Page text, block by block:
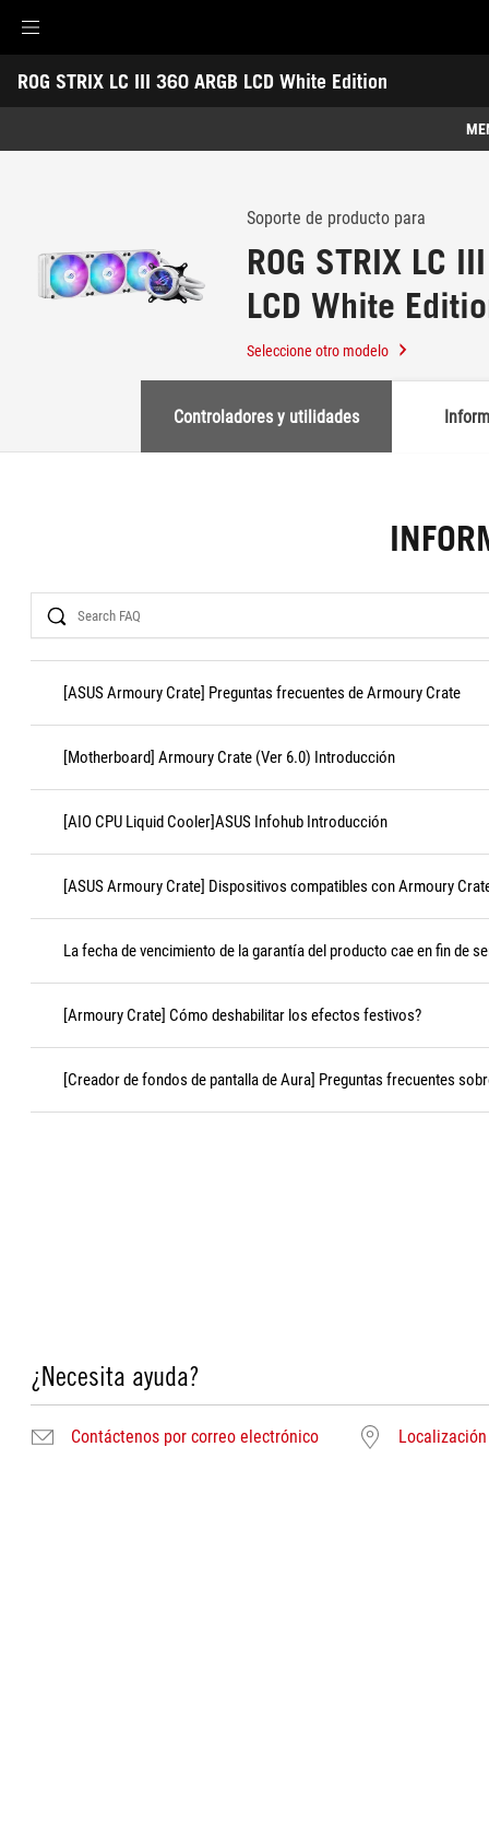
Accessibility links
Saltar al contenido
Ayuda sobre accesibilidad
Ir al menú
ASUS Footer
ROG STRIX LC III 360 ARGB LCD White Edition
-
Premios
Galería
Soporte de producto para
ROG STRIX LC
LCD White
Seleccione otro modelo
Controladores y utilidades
Search
[ASUS Armoury Crate] Preguntas frecuentes de Armoury Crate
[Motherboard] Armoury Crate (Ver 6.0) Introducción
[AIO CPU Liquid Cooler]ASUS Infohub Introducción
[ASUS Armoury Crate] Dispositivos compatibles con Armoury
La fecha de vencimiento de la garantía del producto cae en fin de
[Armoury Crate] Cómo deshabilitar los efectos festivos?
[Creador de fondos de pantalla de Aura] Preguntas frecuentes
¿Necesita ayuda?
Contáctenos por correo electrónico